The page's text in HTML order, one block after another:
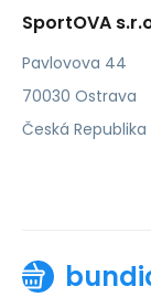
SportOVA
Pavlovova 44
70030 Ostrava
Česká Republika